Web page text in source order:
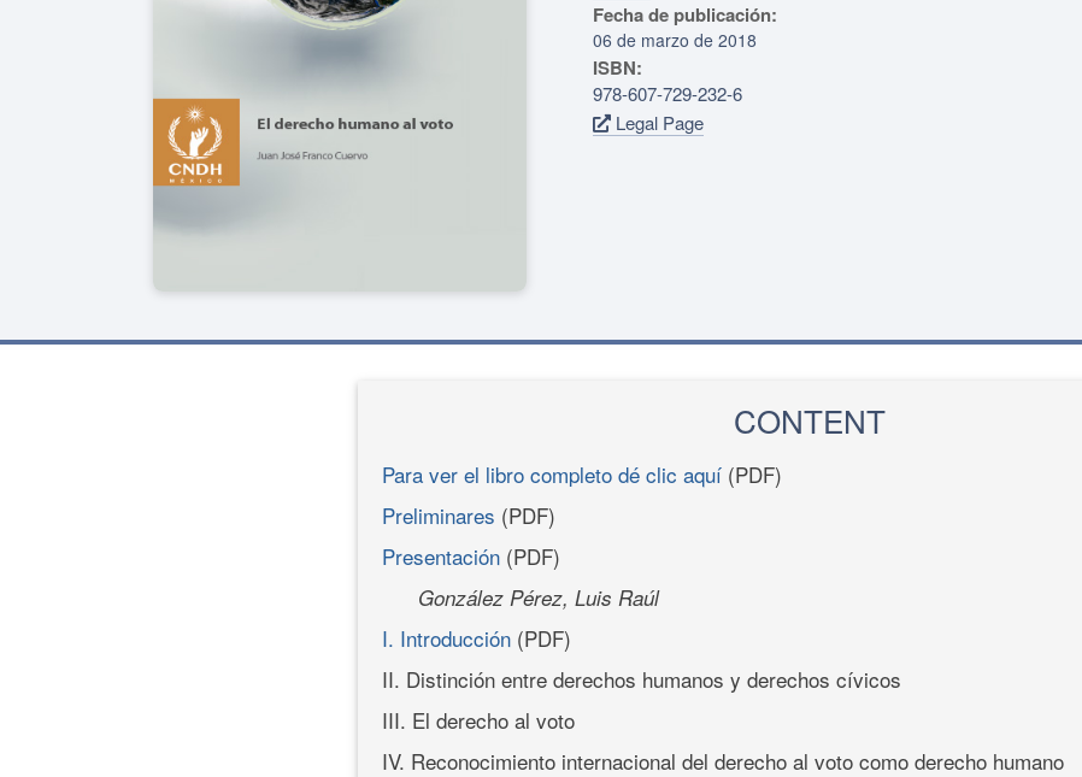
Fecha de publicación:
06 de marzo de 2018
ISBN:
978-607-729-232-6
Legal Page
CONTENT
Para ver el libro completo dé clic aquí (PDF)
Preliminares (PDF)
Presentación (PDF)
González Pérez, Luis Raúl
I. Introducción (PDF)
II. Distinción entre derechos humanos y derechos cívicos
III. El derecho al voto
IV. Reconocimiento internacional del derecho al voto como derecho humano